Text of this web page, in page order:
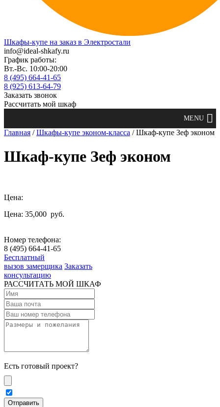
Шкафы-купе на заказ в Электростали
info@ideal-shkafy.ru
График работы:
Вт.-Вс. 10:00-20:00
8 (495) 664-41-65
8 (925) 613-64-79
Заказать звонок
Рассчитать мой шкаф
Главная /Шкафы-купе эконом-класса / Шкаф-купе Зеф эконом
Шкаф-купе Зеф эконом
Цена:
Цена: 35,000 руб.
Номер телефона:
8 (495) 664-41-65
Бесплатный
вызов замерщика Заказать
консультацию
РАССЧИТАТЬ МОЙ ШКАФ
Есть готовый проект?